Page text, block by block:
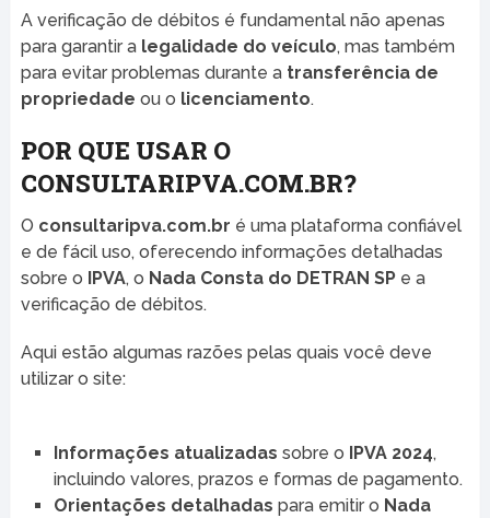
A verificação de débitos é fundamental não apenas
para garantir a legalidade do veículo, mas também
para evitar problemas durante a transferência de
propriedade ou o licenciamento.
POR QUE USAR O
CONSULTARIPVA.COM.BR?
O consultaripva.com.br é uma plataforma confiável
e de fácil uso, oferecendo informações detalhadas
sobre o IPVA, o Nada Consta do DETRAN SPe a
verificação de débitos.
Aqui estão algumas razões pelas quais você deve
utilizar o site:
Informações atualizadas sobre o IPVA 2024,
incluindo valores, prazos e formas de pagamento.
Orientações detalhadas para emitir o Nada